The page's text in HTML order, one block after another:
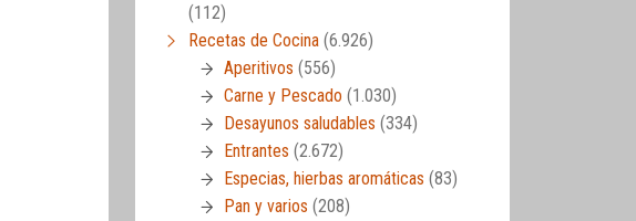
(112)
Recetas de Cocina (6.926)
Aperitivos (556)
Carne y Pescado (1.030)
Desayunos saludables (334)
Entrantes (2.672)
Especias, hierbas aromáticas (83)
Pan y varios (208)